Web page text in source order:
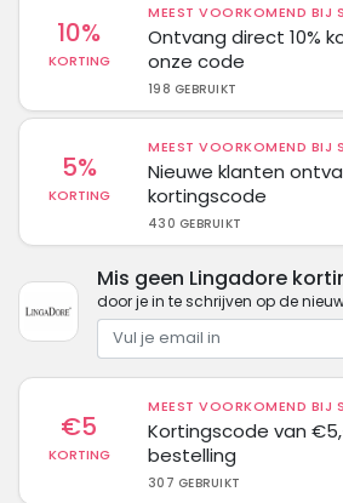
10%
KORTING
MEEST VOORKOMEND BIJ
Ontvang direct 10%
onze code
198 GEBRUIKT
5%
KORTING
MEEST VOORKOMEND BIJ
Nieuwe klanten
kortingscode
430 GEBRUIKT
Mis geen Lingadore
door je in te schrijven op de
€5
KORTING
MEEST VOORKOMEND BIJ
Kortingscode van
bestelling
307 GEBRUIKT